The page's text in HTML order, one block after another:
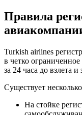
Правила
Turkish airlines
в четко
за 24 часа до взлета
Существует
На стойке